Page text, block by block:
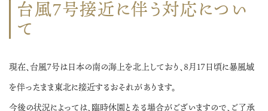
台風７号接近に伴う対応につい
て
現在、台風７号は日本の南の海上を北上しており、８月１７日頃に暴風域
を伴ったまま東北に接近するおそれがあります。
今後の状況によっては、臨時休園となる場合がございますので、ご了承